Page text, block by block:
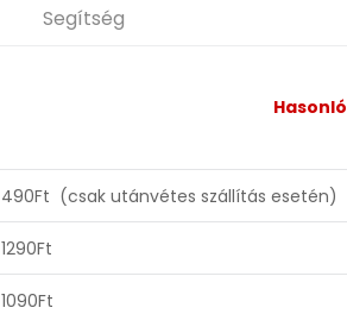
Segítség
Hasonló
490Ft (csak utánvétes szállítás esetén)
1290Ft
1090Ft